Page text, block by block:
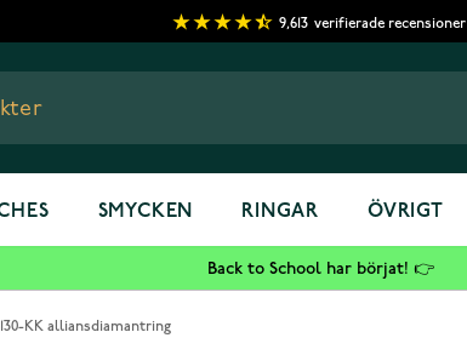
9,613 verifierade recensioner
SMYCKEN RINGAR ÖVRIGT
Back to School har börjat! 👉
KK alliansdiamantring